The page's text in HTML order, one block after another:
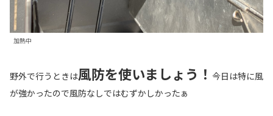
加熱中
野外で行うときは風防を使いましょう！ 今日は特に風
が強かったので風防なしではむずかしかったぁ